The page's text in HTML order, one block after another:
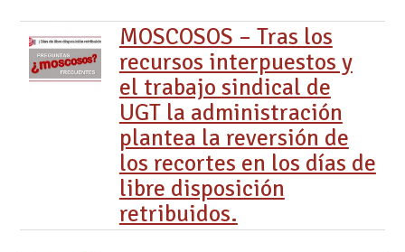
MOSCOSOS – Tras los
recursos interpuestos y
el trabajo sindical de
UGT la administración
plantea la reversión de
los recortes en los días de
libre disposición
retribuidos.